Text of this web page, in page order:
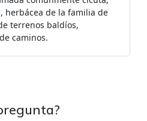
herbácea de la familia de
terrenos baldíos,
caminos.